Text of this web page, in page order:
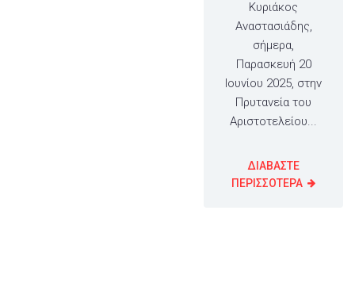
Κυριάκος
Αναστασιάδης,
σήμερα,
Παρασκευή 20
Ιουνίου 2025, στην
Πρυτανεία του
Αριστοτελείου...
ΔΙΑΒΑΣΤΕ
ΠΕΡΙΣΣΟΤΕΡΑ